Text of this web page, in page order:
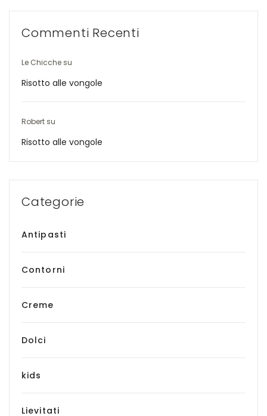
Commenti Recenti
Le Chicche su
Risotto alle vongole
Robert su
Risotto alle vongole
Categorie
Antipasti
Contorni
Creme
Dolci
kids
Lievitati